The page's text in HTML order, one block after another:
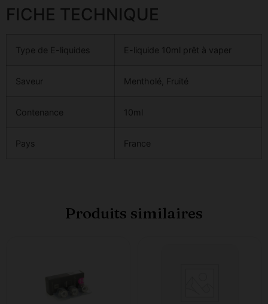
FICHE TECHNIQUE
Type de E-liquides E-liquide 10ml prêt à vaper
Saveur Mentholé, Fruité
Contenance 10ml
Pays France
Produits similaires